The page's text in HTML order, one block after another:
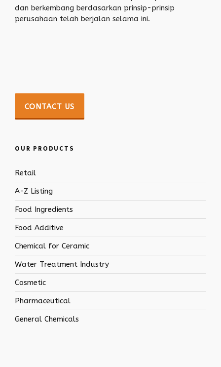
dan berkembang berdasarkan prinsip-prinsip
perusahaan telah berjalan selama ini.
CONTACT US
OUR PRODUCTS
Retail
A-Z Listing
Food Ingredients
Food Additive
Chemical for Ceramic
Water Treatment Industry
Cosmetic
Pharmaceutical
General Chemicals